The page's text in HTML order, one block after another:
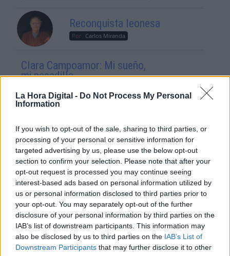
La Hora Digital - Do Not Process My Personal
Information
If you wish to opt-out of the sale, sharing to third parties, or
processing of your personal or sensitive information for
targeted advertising by us, please use the below opt-out
section to confirm your selection. Please note that after your
opt-out request is processed you may continue seeing
interest-based ads based on personal information utilized by
us or personal information disclosed to third parties prior to
your opt-out. You may separately opt-out of the further
disclosure of your personal information by third parties on the
IAB’s list of downstream participants. This information may
also be disclosed by us to third parties on the IAB’s List of
Downstream Participants that may further disclose it to other
Reconquista leonesa
Por Carlos Miranda
Clara Campoamor: Mi sueño,
mi pesadilla
NOTICIAS MAS VISTAS
LABERINTO ESPAÑOL | L A I.A. Y SUS CONSECUENCIAS
Agosto cierra con más afiliados a la